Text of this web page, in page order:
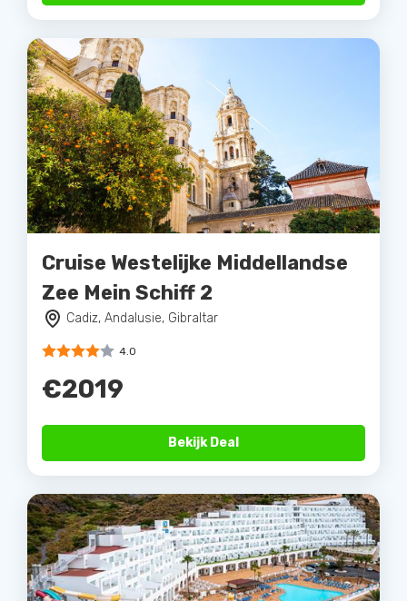
Cruise Westelijke Middellandse
Zee Mein Schiff 2
Cadiz, Andalusie, Gibraltar
4.0
€2019
Bekijk Deal